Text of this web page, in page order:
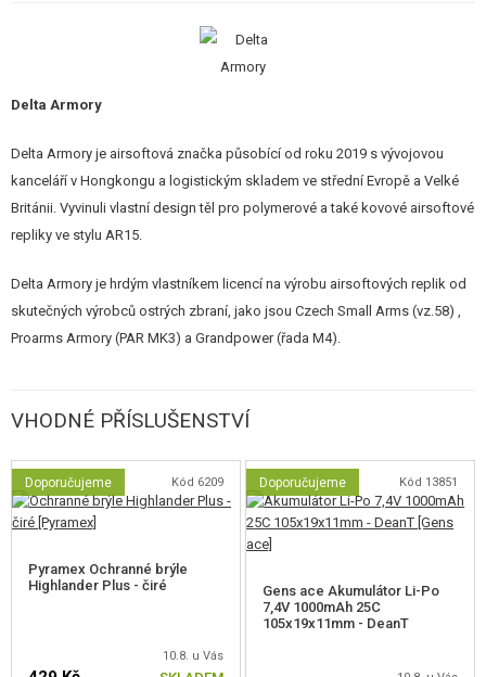
prostřednictvím nastavitelného šroubu umístěného
lučíku spouště. Jednotka ETU sleduje stav baterie, v případě jejího
vybavena funkcí aktivní brzdy.
Funkce ETU procesorovky
SEMI v režimu Auto
Dávka 5 výstřelů
Binární spoušť
Režim AUG
Možnost zapnutí a vypnutí aktivní brzdy
moderní design a pogumovanou pažbu pro pohodlnější míření. Současně
řada Eagle obsahuje také novou pažbičku v.2, která má lepší design, ale
také propracovanější systém regulace přítlaku motoru než první verze.
AR15 SilentOps DMR ALPHA má celokovovou konstrukci, kdy je celá
zbraň (předpažbí, tělo, spoušť, poutko na popruh a další menší vnější
Předpažbí je typu
Delta Armory
Delta Armory je airsoftová značka působící od roku 2019 s vývojovou
kanceláří v Hongkongu a logistickým skladem ve střední Evropě a Velké
Británii. Vyvinuli vlastní design těl pro polymerové a také kovové airsoftové
repliky ve stylu AR15.
Delta Armory je hrdým vlastníkem licencí na výrobu airsoftových replik od
skutečných výrobců ostrých zbraní, jako jsou Czech Small Arms (vz.58) ,
Proarms Armory (PAR MK3) a Grandpower (řada M4).
VHODNÉ PŘÍSLUŠENSTVÍ
Doporučujeme Kód 6209
Pyramex Ochranné brýle
Highlander Plus - čiré
10.8. u Vás
Doporučujeme Kód 13851
Gens ace Akumulátor Li-Po
7,4V 1000mAh 25C
105x19x11mm - DeanT